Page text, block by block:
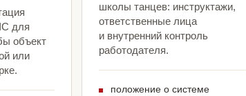
для
объект
или
школы танцев: инструктажи,
ответственные лица
и внутренний контроль
работодателя.
положение о системе